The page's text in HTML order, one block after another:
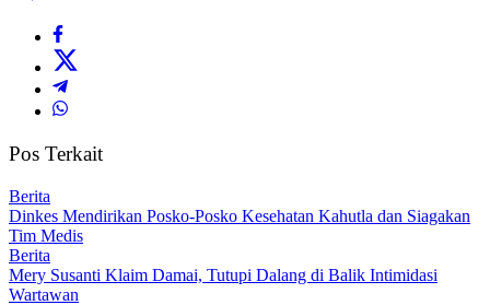
Pos Terkait
Berita
Dinkes Mendirikan Posko-Posko Kesehatan Kahutla dan Siagakan
Tim Medis
Berita
Mery Susanti Klaim Damai, Tutupi Dalang di Balik Intimidasi
Wartawan